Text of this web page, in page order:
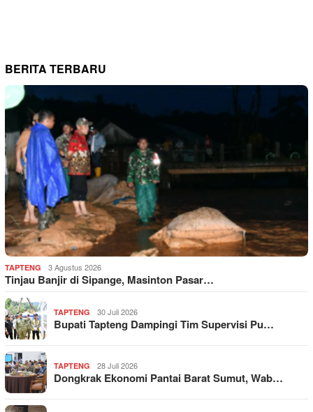
BERITA TERBARU
TAPTENG 3 Agustus 2026
Tinjau Banjir di Sipange, Masinton Pasar…
TAPTENG 30 Juli 2026
Bupati Tapteng Dampingi Tim Supervisi Pu…
TAPTENG 28 Juli 2026
Dongkrak Ekonomi Pantai Barat Sumut, Wab…